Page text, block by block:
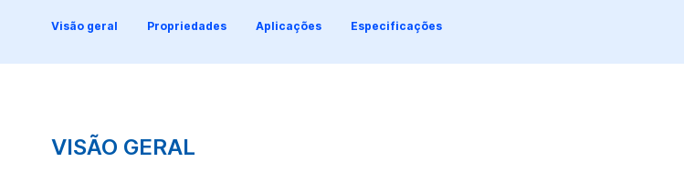
Visão geral Propriedades Aplicações Especificações
VISÃO GERAL